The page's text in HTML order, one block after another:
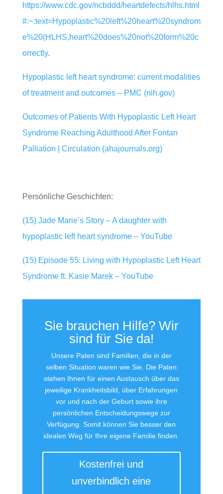
https://www.cdc.gov/ncbddd/heartdefects/hlhs.html
#:~:text=Hypoplastic%20left%20heart%20syndrom
e%20(HLHS,heart%20does%20not%20form%20c
orrectly.
Hypoplastic left heart syndrome: current modalities
of treatment and outcomes – PMC (nih.gov)
Outcomes of Patients With Hypoplastic Left Heart
Syndrome Reaching Adulthood After Fontan
Palliation | Circulation (ahajournals.org)
Persönliche Geschichten:
(15) Jade Marie’s Story – A daughter with
hypoplastic left heart syndrome – YouTube
(15) Episode 55: Living with Hypoplastic Left Heart
Syndrome ft. Kasie Marek – YouTube
Sie brauchen Hilfe? Wir
sind für Sie da!
Unsere Paten sind Familien, die in der
selben Situation waren wie Sie. Die Paten
stehen Ihnen für einen Austausch über das
jeweilige Krankheitsbild, über Erfahrungen
vor und nach der Geburt sowie ihre
persönlichen Entscheidungswege zur
Verfügung. Somit können Sie besser den
idealen Weg für Ihre eigene Familie finden.
Kostenfrei und
unverbindlich eine